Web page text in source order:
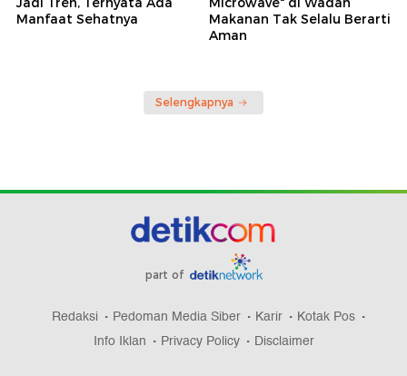
Manfaat Sehatnya
Makanan Tak Selalu Berarti
Aman
Selengkapnya
part of
Redaksi Pedoman Media Siber Karir
Kotak Pos
Info Iklan
Privacy Policy Disclaimer